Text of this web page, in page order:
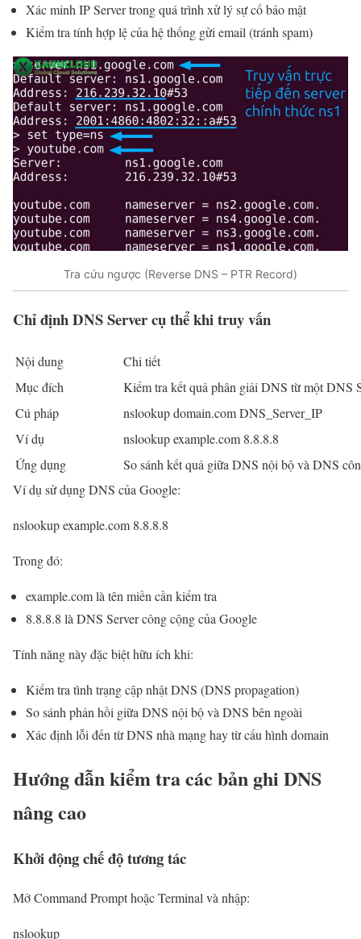
Xác minh IP Server trong quá trình xử lý sự cố bảo mật
Kiểm tra tính hợp lệ của hệ thống gửi email (tránh spam)
Tra cứu ngược (Reverse DNS – PTR Record)
Chỉ định DNS Server cụ thể khi truy vấn
Nội dung
Chi tiết
Mục đích
Kiểm tra kết quả phân giải DNS từ một DNS
Cú pháp
nslookup domain.com DNS_Server_IP
Ví dụ
nslookup example.com 8.8.8.8
Ứng dụng
So sánh kết quả giữa DNS nội bộ và DNS
Ví dụ sử dụng DNS của Google:
nslookup example.com 8.8.8.8
Trong đó:
example.com là tên miền cần kiểm tra
8.8.8.8 là DNS Server công cộng của Google
Tính năng này đặc biệt hữu ích khi:
Kiểm tra tình trạng cập nhật DNS (DNS propagation)
So sánh phản hồi giữa DNS nội bộ và DNS bên ngoài
Xác định lỗi đến từ DNS nhà mạng hay từ cấu hình domain
Hướng dẫn kiểm tra các bản ghi DNS
nâng cao
Khởi động chế độ tương tác
Mở Command Prompt hoặc Terminal và nhập:
nslookup